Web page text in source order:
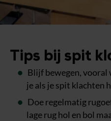
Tips bij spit
Blijf bewegen, vooral
je als je spit klachten
Doe regelmatig
lage rug hol en bol